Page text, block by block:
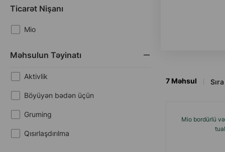
Ticarət Nişanı
Mio
Məhsulun Təyinatı
Aktivlik
Böyüyən bədən üçün
Gruming
Qısırlaşdırılma
7 Məhsul
Mio bordürlü